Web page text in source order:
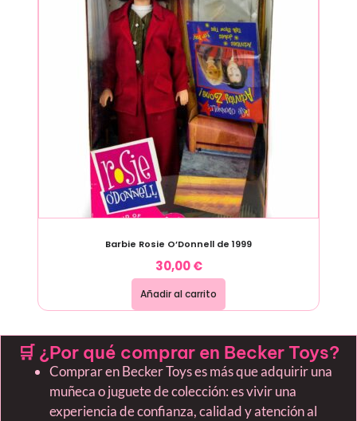
Barbie Rosie O’Donnell de 1999
30,00€
Añadir al carrito
🛒 ¿Por qué comprar en Becker Toys?
Comprar en Becker Toys es más que adquirir una
muñeca o juguete de colección: es vivir una
experiencia de confianza, calidad y atención al